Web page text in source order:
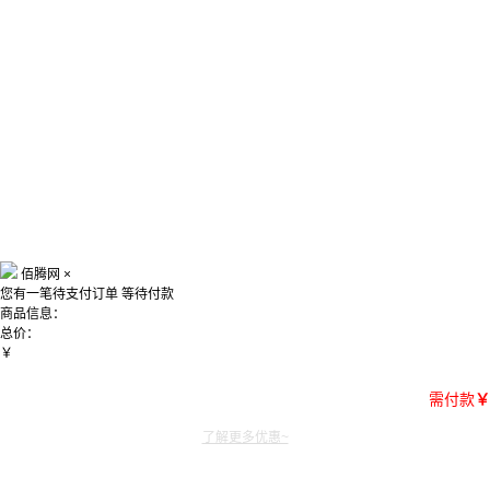
佰腾网 ×
您有一笔待支付订单 等待付款
商品信息：
总价：
￥
需付款￥
了解更多优惠~